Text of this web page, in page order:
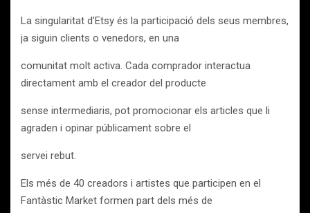
La singularitat d’Etsy és la participació dels seus membres,
ja siguin clients o venedors, en una
comunitat molt activa. Cada comprador interactua
directament amb el creador del producte
sense intermediaris, pot promocionar els articles que li
agraden i opinar públicament sobre el
servei rebut.
Els més de 40 creadors i artistes que participen en el
Fantàstic Market formen part dels més de